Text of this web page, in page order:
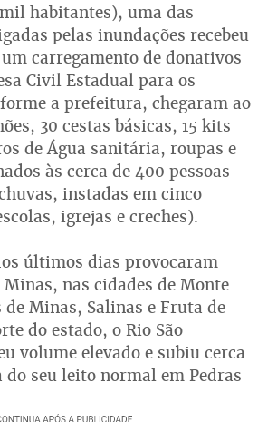
habitantes), uma das
pelas inundações recebeu
carregamento de donativos
Civil Estadual para os
a prefeitura, chegaram ao
30 cestas básicas, 15 kits
de Água sanitária, roupas e
às cerca de 400 pessoas
instadas em cinco
igrejas e creches).
últimos dias provocaram
nas cidades de Monte
Minas, Salinas e Fruta de
do estado, o Rio São
volume elevado e subiu cerca
seu leito normal em Pedras